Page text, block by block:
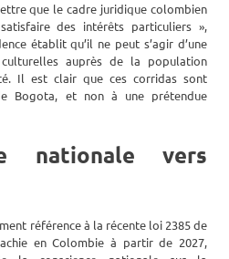
que le cadre juridique colombien
des intérêts particuliers »,
établit qu’il ne peut s’agir d’une
auprès de la population
Il est clair que ces corridas sont
Bogota, et non à une prétendue
nationale vers
référence à la récente loi 2385 de
en Colombie à partir de 2027,